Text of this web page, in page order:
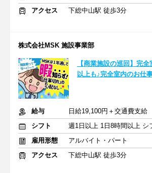
アクセス
下総中山駅 徒歩3分
株式会社MSK 施設事業部
【商業施設の巡回】完
以上も♪完全室内のお仕
給与
日給19,100円＋交通費支給
シフト
雇用形態
アルバイト・パート
アクセス
下総中山駅 徒歩3分